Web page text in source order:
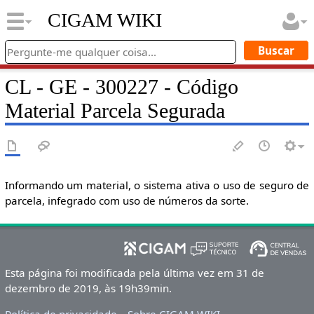
CIGAM WIKI
CL - GE - 300227 - Código
Material Parcela Segurada
Informando um material, o sistema ativa o uso de seguro de
parcela, infegrado com uso de números da sorte.
Esta página foi modificada pela última vez em 31 de
dezembro de 2019, às 19h39min.